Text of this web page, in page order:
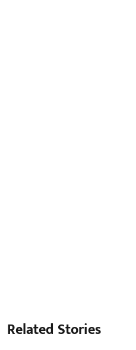
Related Stories